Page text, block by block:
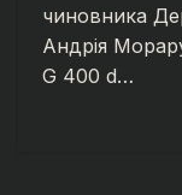
чиновника
Андрія
G 400 d…